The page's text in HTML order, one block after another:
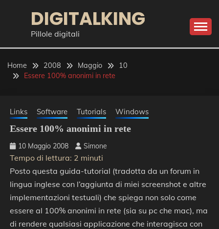
DIGITALKING
Pillole digitali
Home 2008 Maggio
10
Essere 100% anonimi in rete
Links Software Tutorials Windows
Essere 100% anonimi in rete
10 Maggio 2008 Simone
Tempo di lettura: 2 minuti
Posto questa guida-tutorial (tradotta da un forum in
lingua inglese con l’aggiunta di miei screenshot e altre
implementazioni testuali) che spiega non solo come
essere al 100% anonimi in rete (sia su pc che mac), ma
di rendere qualsiasi applicazione che interagisca con